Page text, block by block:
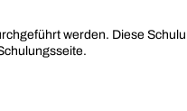
werden. Diese